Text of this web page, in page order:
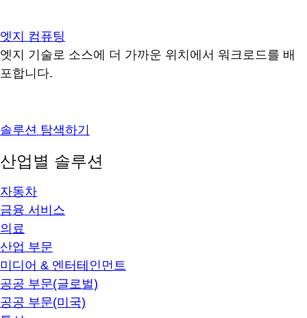
엣지 컴퓨팅
엣지 기술로 소스에 더 가까운 위치에서 워크로드를 배
포합니다.
솔루션 탐색하기
산업별 솔루션
자동차
금융 서비스
의료
산업 부문
미디어 & 엔터테인먼트
공공 부문(글로벌)
공공 부문(미국)